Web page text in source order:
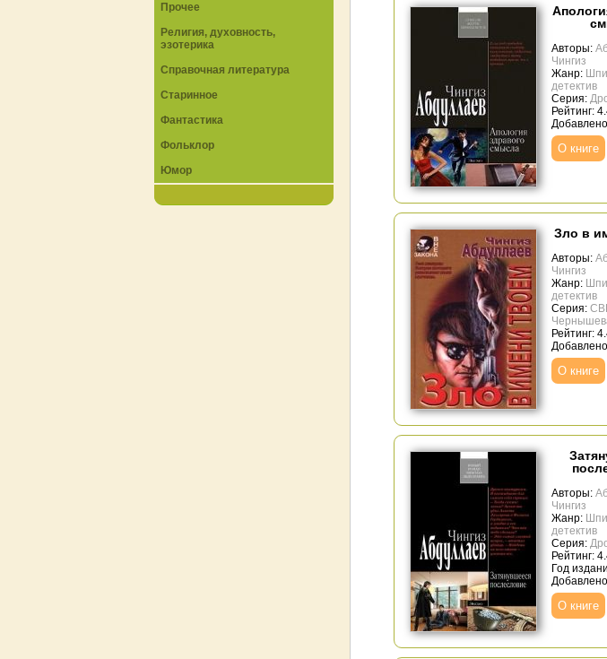
Авторы:
Чингиз
Жанр:
детектив
Серия:
Рейтинг:
О книге
Зло в
Авторы:
Чингиз
Жанр:
детектив
Серия:
Рейтинг:
О книге
Авторы:
Чингиз
Жанр:
детектив
Серия:
Рейтинг:
Год
О книге
Прочее
Религия, духовность,
эзотерика
Справочная литература
Старинное
Фантастика
Фольклор
Юмор